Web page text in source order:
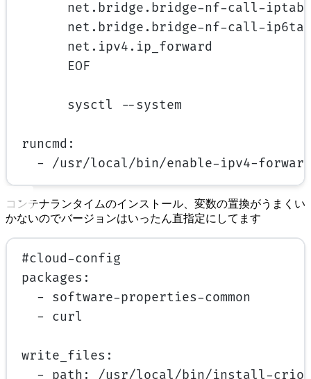
net.bridge.bridge-nf-call-
net.bridge.bridge-nf-call-
net.ipv4.ip_forward
EOF
sysctl --system
runcmd :
- /usr/local/bin/enable-ipv4-
コンテナランタイムのインストール、変数の置換がうまくい
かないのでバージョンはいったん直指定にしてます
#cloud-config
packages :
- software-properties-common
- curl
write_files :
- path : /usr/local/bin/install-